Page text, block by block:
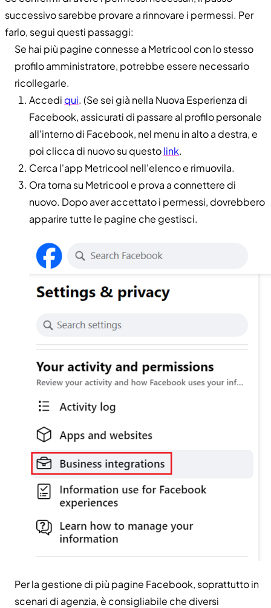
successivo sarebbe provare a rinnovare i permessi. Per
farlo, segui questi passaggi:
Se hai più pagine connesse a Metricool con lo stesso
profilo amministratore, potrebbe essere necessario
ricollegarle.
Accedi qui. (Se sei già nella Nuova Esperienza di
Facebook, assicurati di passare al profilo personale
all'interno di Facebook, nel menu in alto a destra, e
poi clicca di nuovo su questolink.
Cerca l'app Metricool nell'elenco e rimuovila.
Ora torna su Metricool e prova a connettere di
nuovo. Dopo aver accettato i permessi, dovrebbero
apparire tutte le pagine che gestisci.
Per la gestione di più pagine Facebook, soprattutto in
scenari di agenzia, è consigliabile che diversi